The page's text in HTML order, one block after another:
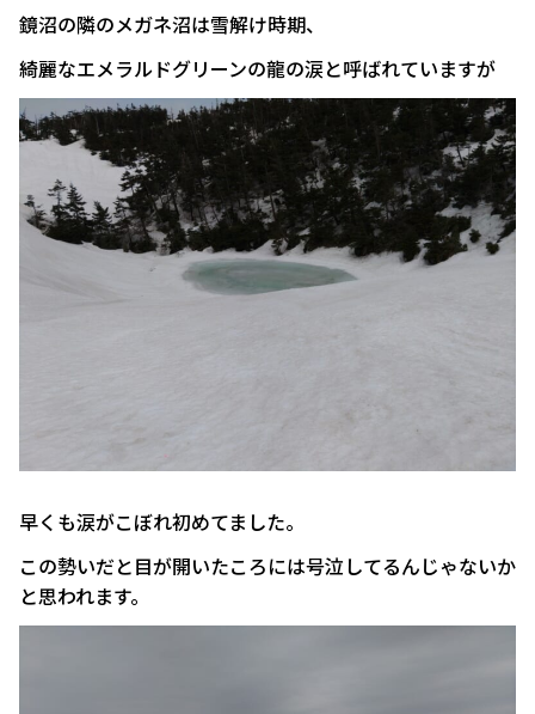
鏡沼の隣のメガネ沼は雪解け時期、
綺麗なエメラルドグリーンの龍の涙と呼ばれていますが
早くも涙がこぼれ初めてました。
この勢いだと目が開いたころには号泣してるんじゃないか
と思われます。